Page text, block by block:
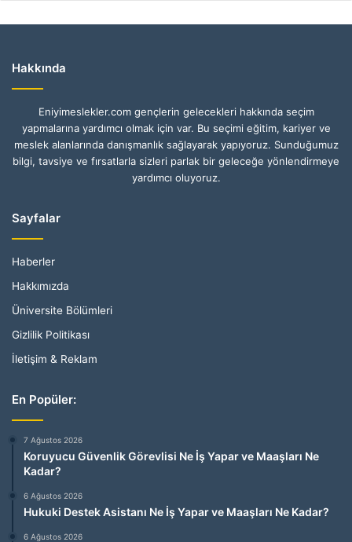
Hakkında
Eniyimeslekler.com gençlerin gelecekleri hakkında seçim
yapmalarına yardımcı olmak için var. Bu seçimi eğitim, kariyer ve
meslek alanlarında danışmanlık sağlayarak yapıyoruz. Sunduğumuz
bilgi, tavsiye ve fırsatlarla sizleri parlak bir geleceğe yönlendirmeye
yardımcı oluyoruz.
Sayfalar
Haberler
Hakkımızda
Üniversite Bölümleri
Gizlilik Politikası
İletişim & Reklam
En Popüler:
7 Ağustos 2026
Koruyucu Güvenlik Görevlisi Ne İş Yapar ve Maaşları Ne
Kadar?
6 Ağustos 2026
Hukuki Destek Asistanı Ne İş Yapar ve Maaşları Ne Kadar?
6 Ağustos 2026